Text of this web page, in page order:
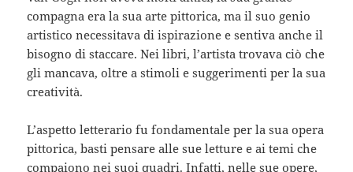
compagna era la sua arte pittorica, ma il suo genio
artistico necessitava di ispirazione e sentiva anche il
bisogno di staccare. Nei libri, l’artista trovava ciò che
gli mancava, oltre a stimoli e suggerimenti per la sua
creatività.
L’aspetto letterario fu fondamentale per la sua opera
pittorica, basti pensare alle sue letture e ai temi che
compaiono nei suoi quadri. Infatti, nelle sue opere,